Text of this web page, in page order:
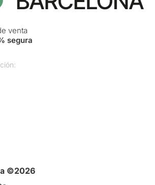
venta
segura
©2026